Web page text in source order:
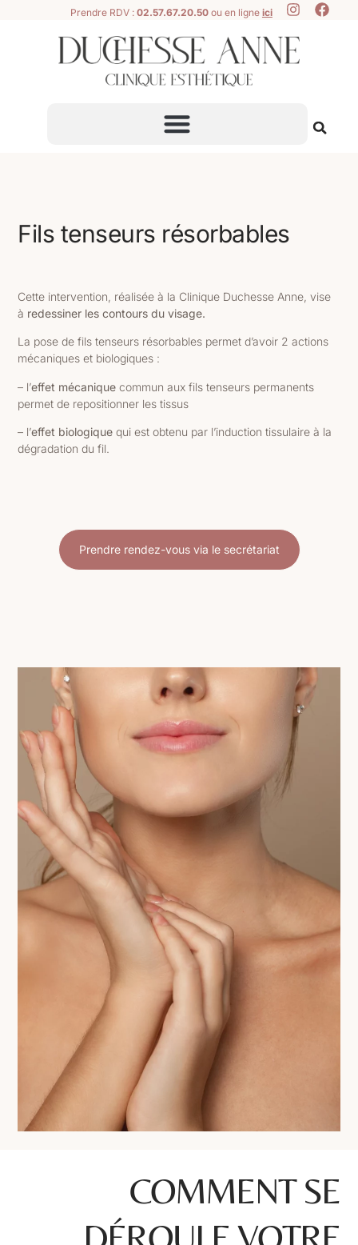
Prendre RDV : 02.57.67.20.50ou en ligne ici
Fils tenseurs résorbables
Cette intervention, réalisée à la Clinique Duchesse Anne, vise
à redessiner les contours du visage.
La pose de fils tenseurs résorbables permet d’avoir 2 actions
mécaniques et biologiques :
– l’effet mécanique commun aux fils tenseurs permanents
permet de repositionner les tissus
– l’effet biologique qui est obtenu par l’induction tissulaire à la
dégradation du fil.
Prendre rendez-vous via le secrétariat
COMMENT SE